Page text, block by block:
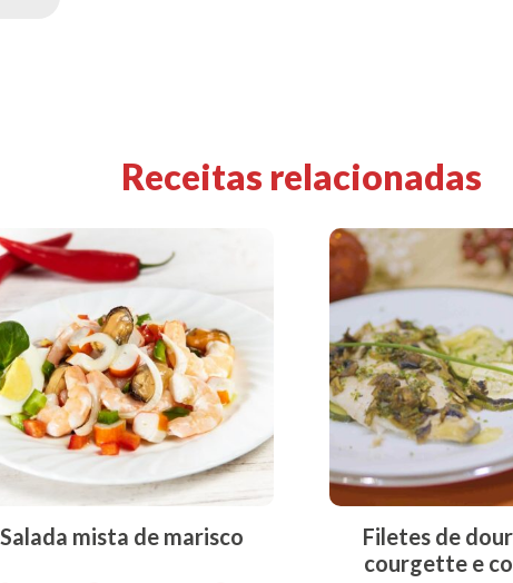
Receitas relacionadas
Salada mista de marisco
Filetes de
courgette e